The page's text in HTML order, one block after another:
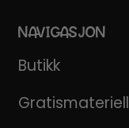
NAVIGASJON
Butikk
Gratismateriell